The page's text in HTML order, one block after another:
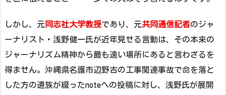
しかし、元同志社大学教授であり、元共同通信記者のジャ
ーナリスト・浅野健一氏が近年見せる言動は、その本来の
ジャーナリズム精神から最も遠い場所にあると言わざるを
得ません。沖縄県名護市辺野古の工事関連事故で命を落と
した方の遺族が綴ったnoteへの投稿に対し、浅野氏が展開